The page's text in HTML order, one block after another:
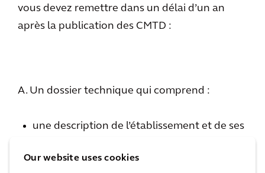
Our website uses cookies
vous devez remettre dans un délai d’un an
après la publication des CMTD :
A. Un dossier technique qui comprend :
une description de l’établissement et de ses
environnemental potentiel